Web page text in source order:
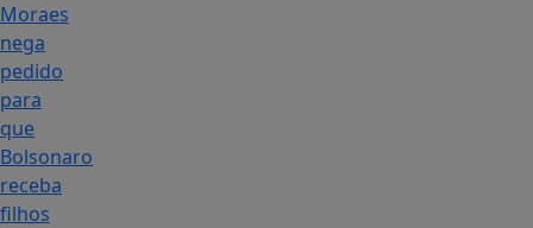
Moraes
nega
pedido
para
que
Bolsonaro
receba
filhos